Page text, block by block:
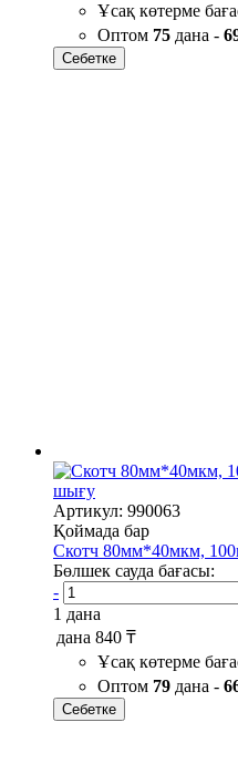
Ұсақ көтерме
Оптом 75 дана -
Себетке
шығу
Артикул: 990063
Қоймада бар
Скотч 80мм*40мкм,
Бөлшек сауда бағасы:
-
1 дана
дана 840 ₸
Ұсақ көтерме
Оптом 79 дана -
Себетке